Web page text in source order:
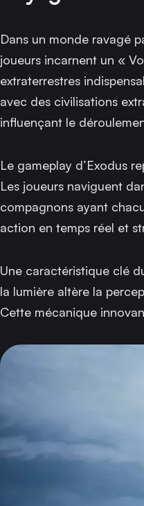
Dans un monde ravagé
joueurs incarnent un «
extraterrestres
avec des civilisations
influençant le
Le gameplay d’Exodus
Les joueurs naviguent
compagnons ayant
action en temps réel et
Une caractéristique clé
la lumière altère la
Cette mécanique